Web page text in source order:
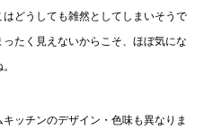
どうしても雑然としてしまいそうで
たく見えないからこそ、ほぼ気にな
ッチンのデザイン・色味も異なりま